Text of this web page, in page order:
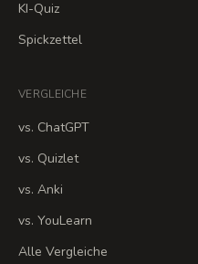
KI-Quiz
Spickzettel
VERGLEICHE
vs. ChatGPT
vs. Quizlet
vs. Anki
vs. YouLearn
Alle Vergleiche